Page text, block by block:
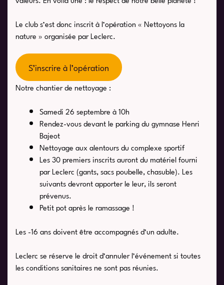
Le club s’est donc inscrit à l’opération « Nettoyons la
nature » organisée par Leclerc.
S’inscrire à l’opération
Notre chantier de nettoyage :
Samedi 26 septembre à 10h
Rendez-vous devant le parking du gymnase Henri
Bajeot
Nettoyage aux alentours du complexe sportif
Les 30 premiers inscrits auront du matériel fourni
par Leclerc (gants, sacs poubelle, chasuble). Les
suivants devront apporter le leur, ils seront
prévenus.
Petit pot après le ramassage !
Les -16 ans doivent être accompagnés d’un adulte.
Leclerc se réserve le droit d’annuler l’événement si toutes
les conditions sanitaires ne sont pas réunies.